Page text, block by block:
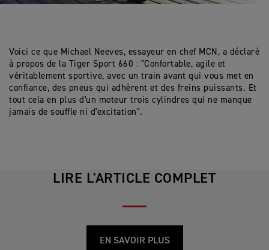
Voici ce que Michael Neeves, essayeur en chef MCN, a déclaré
à propos de la Tiger Sport 660 : "Confortable, agile et
véritablement sportive, avec un train avant qui vous met en
confiance, des pneus qui adhèrent et des freins puissants. Et
tout cela en plus d'un moteur trois cylindres qui ne manque
jamais de souffle ni d'excitation".
LIRE L'ARTICLE COMPLET
EN SAVOIR PLUS